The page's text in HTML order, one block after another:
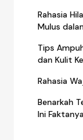
Rahasia
Mulus
Tips
dan Kulit
Rahasia
Benarkah
Ini